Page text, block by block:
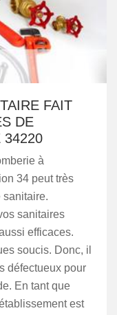
FAIT
DE
34220
à
34 peut très
sanitaire.
sanitaires
efficaces.
soucis. Donc, il
défectueux pour
En tant que
est